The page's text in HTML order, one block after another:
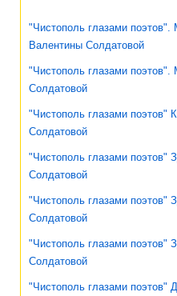
"Чистополь глазами
Валентины Солдатовой
"Чистополь глазами
Солдатовой
"Чистополь глазами поэтов"
Солдатовой
"Чистополь глазами поэтов"
Солдатовой
"Чистополь глазами поэтов"
Солдатовой
"Чистополь глазами поэтов"
Солдатовой
"Чистополь глазами поэтов"